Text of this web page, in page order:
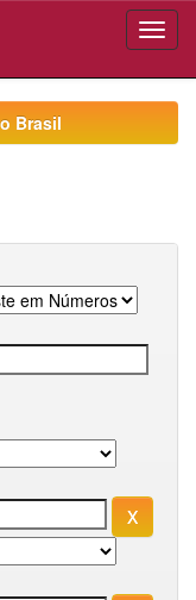
Brasil